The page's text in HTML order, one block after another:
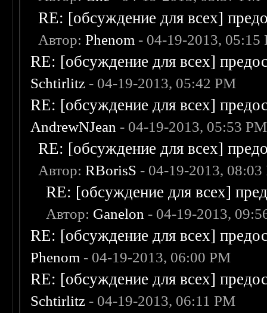
RE: [обсуждение для всех]
Автор:Phenom - 04-19-2013, 05:15
RE: [обсуждение для всех]
Schtirlitz - 04-19-2013, 05:42 PM
RE: [обсуждение для всех]
AndrewNJean - 04-19-2013, 05:53 PM
RE: [обсуждение для всех]
Автор:RBorisS - 04-19-2013, 08:03
RE: [обсуждение для всех]
Автор: Ganelon - 04-19-2013,
RE: [обсуждение для всех]
Phenom - 04-19-2013, 06:00 PM
RE: [обсуждение для всех]
Schtirlitz - 04-19-2013, 06:11 PM